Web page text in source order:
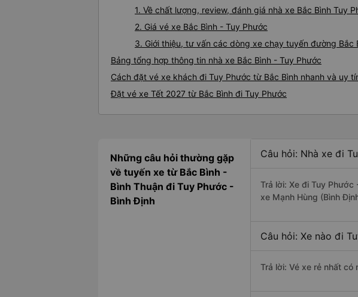
1. Về chất lượng, review, đánh giá nhà xe Bắc Bình Tuy
2. Giá vé xe Bắc Bình - Tuy Phước
3. Giới thiệu, tư vấn các dòng xe chạy tuyến đường Bắc
Bảng tổng hợp thông tin nhà xe Bắc Bình - Tuy Phước
Cách đặt vé xe khách đi Tuy Phước từ Bắc Bình nhanh và uy
Đặt vé xe Tết 2027 từ Bắc Bình đi Tuy Phước
Những câu hỏi thường gặp
về tuyến xe từ Bắc Bình -
Bình Thuận đi Tuy Phước -
Bình Định
Câu hỏi: Nhà xe đi
Trả lời: Xe đi Tuy
xe Mạnh Hùng (Bình
Câu hỏi: Xe nào đi
Trả lời: Vé xe rẻ nhất